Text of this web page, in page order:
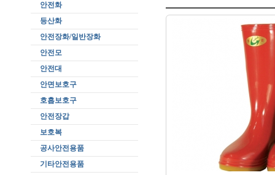
안전화
등산화
안전장화/일반장화
안전모
안전대
안면보호구
호흡보호구
안전장갑
보호복
공사안전용품
기타안전용품